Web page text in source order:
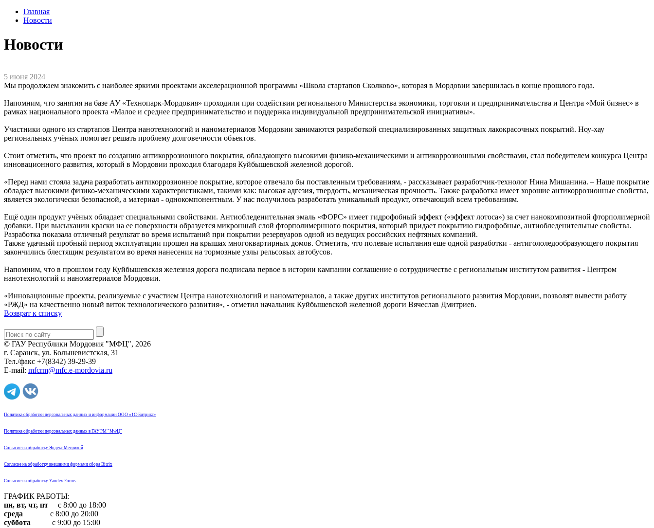
Главная
Новости
Новости
5 июня 2024
Мы продолжаем знакомить с наиболее яркими проектами акселерационной программы «Школа стартапов Сколково», которая в Мордовии завершилась в конце прошлого года.
Напомним, что занятия на базе АУ «Технопарк-Мордовия» проходили при содействии регионального Министерства экономики, торговли и предпринимательства и Центра «Мой бизнес» в
рамках национального проекта «Малое и среднее предпринимательство и поддержка индивидуальной предпринимательской инициативы».
Участники одного из стартапов Центра нанотехнологий и наноматериалов Мордовии занимаются разработкой специализированных защитных лакокрасочных покрытий. Ноу-хау
региональных учёных помогает решать проблему долговечности объектов.
Стоит отметить, что проект по созданию антикоррозионного покрытия, обладающего высокими физико-механическими и антикоррозионными свойствами, стал победителем конкурса Центра
инновационного развития, который в Мордовии проходил благодаря Куйбышевской железной дорогой.
«Перед нами стояла задача разработать антикоррозионное покрытие, которое отвечало бы поставленным требованиям, - рассказывает разработчик-технолог Нина Мишанина. – Наше покрытие
обладает высокими физико-механическими характеристиками, такими как: высокая адгезия, твердость, механическая прочность. Также разработка имеет хорошие антикоррозионные свойства,
является экологически безопасной, а материал - однокомпонентным. У нас получилось разработать уникальный продукт, отвечающий всем требованиям.
Ещё один продукт учёных обладает специальными свойствами. Антиобледенительная эмаль «ФОРС» имеет гидрофобный эффект («эффект лотоса») за счет нанокомпозитной фторполимерной
добавки. При высыхании краски на ее поверхности образуется микронный слой фторполимернного покрытия, который придает покрытию гидрофобные, антиобледенительные свойства.
Разработка показала отличный результат во время испытаний при покрытии резервуаров одной из ведущих российских нефтяных компаний.
Также удачный пробный период эксплуатации прошел на крышах многоквартирных домов. Отметить, что полевые испытания еще одной разработки - антигололедообразующего покрытия
закончились блестящим результатом во время нанесения на тормозные узлы рельсовых автобусов.
Напомним, что в прошлом году Куйбышевская железная дорога подписала первое в истории кампании соглашение о сотрудничестве с региональным институтом развития - Центром
нанотехнологий и наноматериалов Мордовии.
«Инновационные проекты, реализуемые с участием Центра нанотехнологий и наноматериалов, а также других институтов регионального развития Мордовии, позволят вывести работу
«РЖД» на качественно новый виток технологического развития», - отметил начальник Куйбышевской железной дороги Вячеслав Дмитриев.
Возврат к списку
© ГАУ Республики Мордовия "МФЦ", 2026
г. Саранск, ул. Большевистская, 31
Тел./факс +7(8342) 39-29-39
E-mail: mfcrm@mfc.e-mordovia.ru
Политика обработки персональных данных и информации ООО «1С-Битрикс»
Политика обработки персональных данных в ГАУ РМ "МФЦ"
Согласие на обработку Яндекс Метрикой
Согласие на обработку внешними формами сбора Bitrix
Согласие на обработку Yandex Forms
ГРАФИК РАБОТЫ:
пн, вт, чт, пт с 8:00 до 18:00
среда с 8:00 до 20:00
суббота с 9:00 до 15:00